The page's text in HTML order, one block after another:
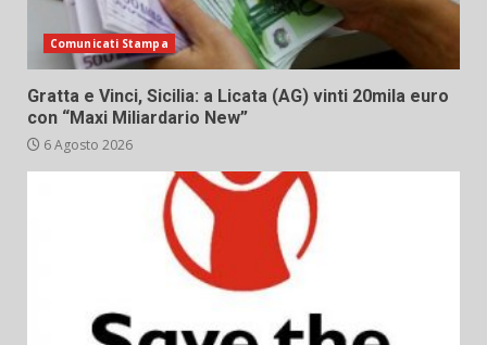
Comunicati Stampa
Gratta e Vinci, Sicilia: a Licata (AG) vinti 20mila euro
con “Maxi Miliardario New”
6 Agosto 2026